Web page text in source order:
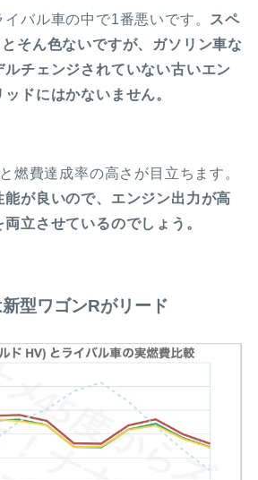
バル車の中で1番悪いです。 スペ
そん色ないですが、ガソリン車な
ルチェンジされていない古いエン
ドにはかないません。
燃費達成率の高さが目立ちます。
が良いので、エンジン出力が高
立させているのでしょう。
型ワゴンRがリード